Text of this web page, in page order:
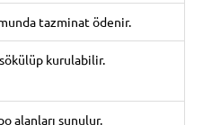
tazminat ödenir.
kurulabilir.
alanları sunulur.